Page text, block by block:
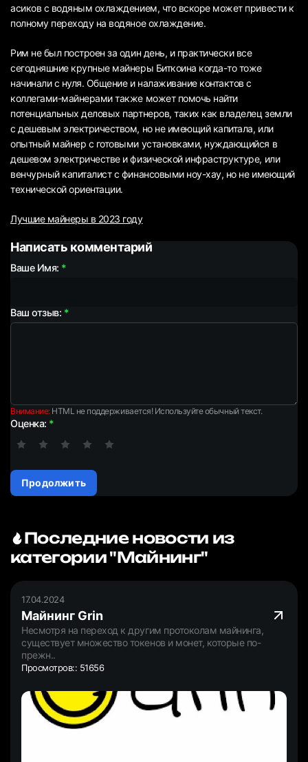
асиков с водяным охлаждением, что вскоре может привести к
полному переходу на водяное охлаждение.
Рим не был построен за один день, и практически все
сегодняшние крупные майнеры Биткоина когда-то тоже
начинали с нуля. Общение и налаживание контактов с
коллегами-майнерами также может помочь найти
потенциальных деловых партнеров, таких как владелец земли
с дешевым электричеством, но не имеющий капитала, или
опытный майнер с готовыми установками, нуждающийся в
дешевом электричестве и физической инфраструктуре, или
венчурный капиталист с финансовыми ноу-хау, но не имеющий
технической ориентации.
Лучшие майнеры в 2023 году
Написать комментарий
Ваше Имя:
Ваш отзыв:
Внимание:HTML не поддерживается! Используйте обычный текст.
Оценка:
Продолжить
Последние новости из
категории "Майнинг"
17.04.2024
Майнинг Grin
Несмотря на переход к другим протоколам майнинга,
существует множество токенов и монет, которые по-
прежн..
Просмотров:: 51656